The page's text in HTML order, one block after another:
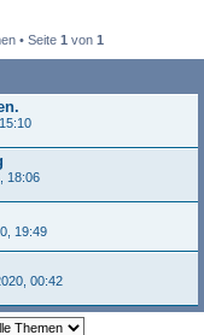
• Seite 1 von 1
18:06
19:49
00:42